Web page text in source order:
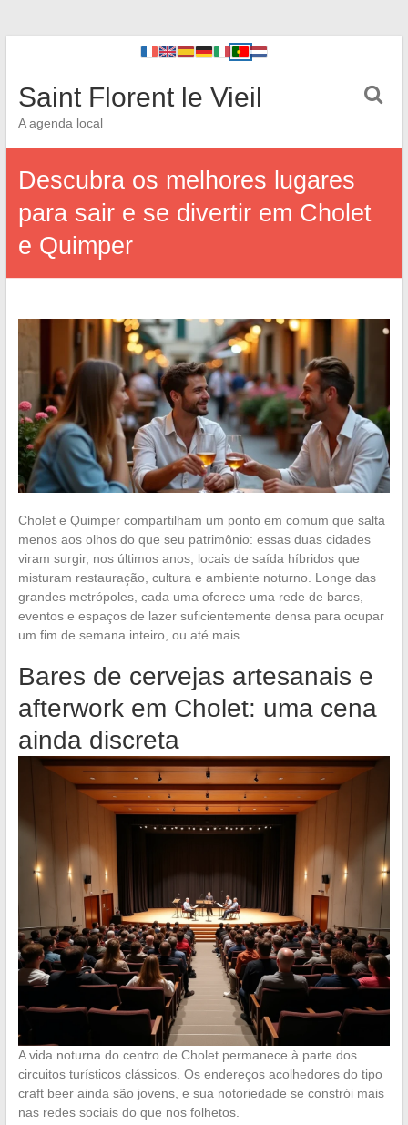
Saint Florent le Vieil
A agenda local
Descubra os melhores lugares
para sair e se divertir em Cholet
e Quimper
Cholet e Quimper compartilham um ponto em comum que salta
menos aos olhos do que seu patrimônio: essas duas cidades
viram surgir, nos últimos anos, locais de saída híbridos que
misturam restauração, cultura e ambiente noturno. Longe das
grandes metrópoles, cada uma oferece uma rede de bares,
eventos e espaços de lazer suficientemente densa para ocupar
um fim de semana inteiro, ou até mais.
Bares de cervejas artesanais e
afterwork em Cholet: uma cena
ainda discreta
A vida noturna do centro de Cholet permanece à parte dos
circuitos turísticos clássicos. Os endereços acolhedores do tipo
craft beer ainda são jovens, e sua notoriedade se constrói mais
nas redes sociais do que nos folhetos.